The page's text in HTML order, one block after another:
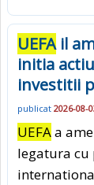
UEFAil
initia
investitii
publicat 2026-08-
UEFAa
legatura